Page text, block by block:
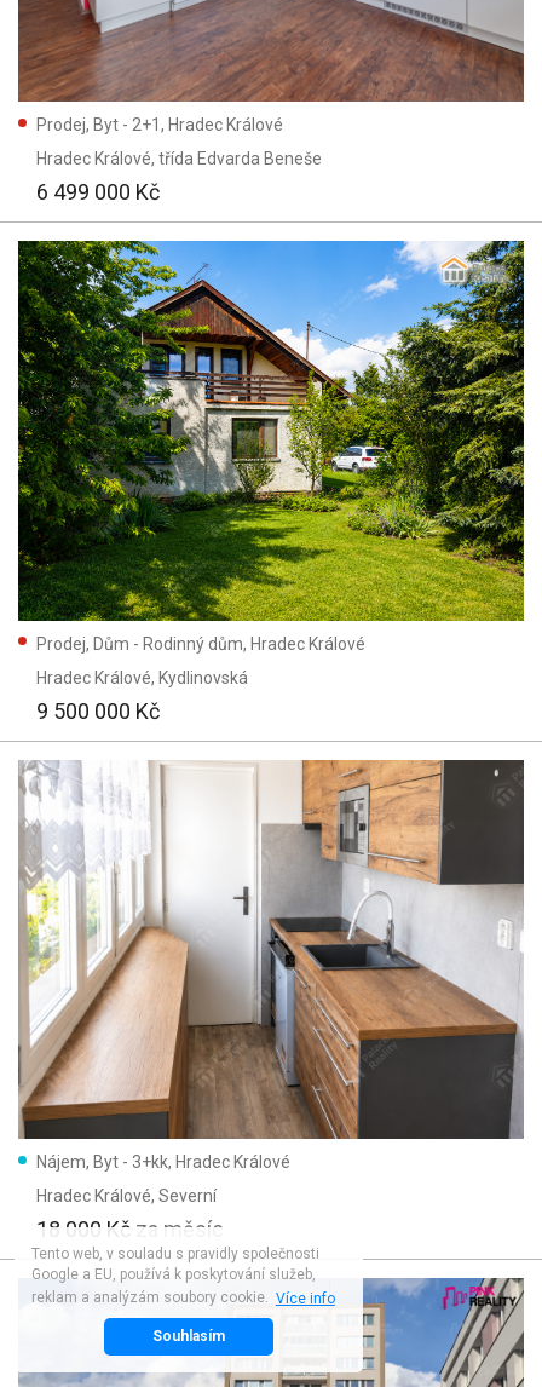
Tento web, v souladu s pravidly společnosti
Google a EU, používá k poskytování služeb,
reklam a analýzám soubory cookie. Více info
Souhlasím
Prodej, Byt - 2+1, Hradec Králové
Hradec Králové, třída Edvarda Beneše
6 499 000 Kč
Prodej, Dům - Rodinný dům, Hradec Králové
Hradec Králové, Kydlinovská
9 500 000 Kč
Nájem, Byt - 3+kk, Hradec Králové
Hradec Králové, Severní
18 000 Kč za měsíc